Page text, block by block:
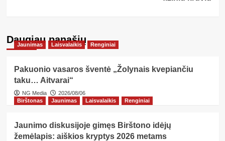
Daugiau panašių…
Jaunimas Laisvalaikis Renginiai
Pakuonio vasaros šventė „Žolynais kvepiančiu
taku… Aitvarai“
NG Media
2026/08/06
Birštonas
Jaunimas Laisvalaikis Renginiai
Jaunimo diskusijoje gimęs Birštono idėjų
žemėlapis: aiškios kryptys 2026 metams